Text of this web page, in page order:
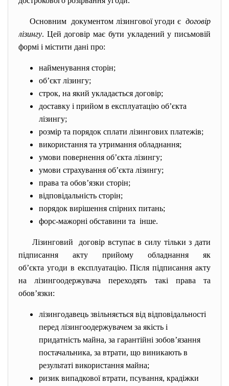
Основним документом лізингової угоди є договір
лізингу. Цей договір має бути укладений у письмовій
формі і містити дані про:
найменування сторін;
об’єкт лізингу;
строк, на який укладається договір;
доставку і прийом в експлуатацію об’єкта
лізингу;
розмір та порядок сплати лізингових платежів;
використання та утримання обладнання;
умови повернення об’єкта лізингу;
умови страхування об’єкта лізингу;
права та обов’язки сторін;
відповідальність сторін;
порядок вирішення спірних питань;
форс-мажорні обставини та інше.
Лізинговий договір вступає в силу тільки з дати
підписання акту прийому обладнання як
об’єкта угоди в експлуатацію. Після підписання акту
на лізингоодержувача переходять такі права та
обов’язки:
лізингодавець звільняється від відповідальності
перед лізингоодержувачем за якість і
придатність майна, за гарантійні зобов’язання
постачальника, за втрати, що виникають в
результаті використання майна;
ризик випадкової втрати, псування, крадіжки